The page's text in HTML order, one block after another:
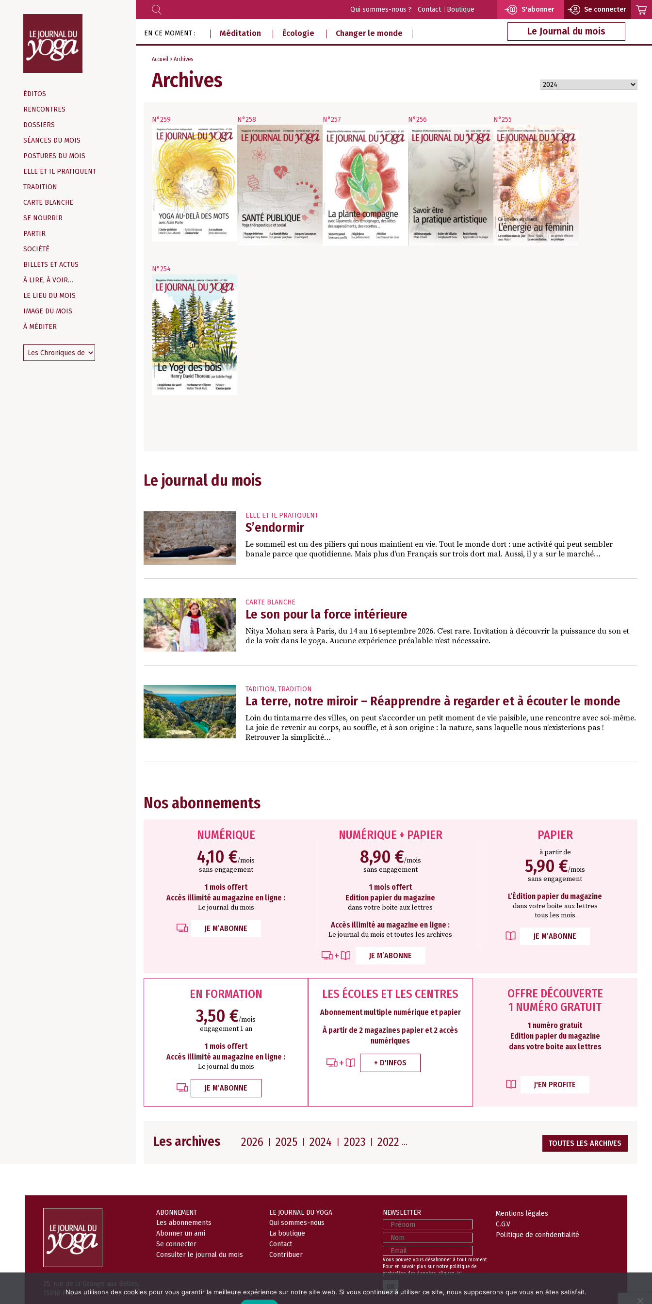
d‘information
indépendant
ÉDITOS
RENCONTRES
DOSSIERS
SÉANCES DU MOIS
POSTURES DU MOIS
ELLE ET IL PRATIQUENT
TRADITION
CARTE BLANCHE
SE NOURRIR
PARTIR
SOCIÉTÉ
BILLETS ET ACTUS
À LIRE, À VOIR…
LE LIEU DU MOIS
IMAGE DU MOIS
À MÉDITER
RECHERCHER Qui sommes-nous ? Contact Boutique S'abonner Se connecter
EN CE MOMENT : Méditation Écologie Changer le monde Le Journal du mois
Accueil > Archives
Archives
N°259 N°258 N°257 N°256 N°255
N°254
Le journal du mois
ELLE ET IL PRATIQUENT
S’endormir
Le sommeil est un des piliers qui nous maintient en vie. Tout le monde dort : une activité qui peut sembler
banale parce que quotidienne. Mais plus d’un Français sur trois dort mal. Aussi, il y a sur le marché…
CARTE BLANCHE
Le son pour la force intérieure
Nitya Mohan sera à Paris, du 14 au 16 septembre 2026. C’est rare. Invitation à découvrir la puissance du son et
de la voix dans le yoga. Aucune expérience préalable n’est nécessaire.
TADITION, TRADITION
La terre, notre miroir – Réapprendre à regarder et à écouter le monde
Loin du tintamarre des villes, on peut s’accorder un petit moment de vie paisible, une rencontre avec soi-même.
La joie de revenir au corps, au souffle, et à son origine : la nature, sans laquelle nous n’existerions pas !
Retrouver la simplicité…
Nos abonnements
NUMÉRIQUE
4,10 €/mois
sans engagement
1 mois offert
Accès illimité au magazine en ligne :
Le journal du mois
JE M’ABONNE
NUMÉRIQUE + PAPIER
8,90 €/mois
sans engagement
1 mois offert
Edition papier du magazine
dans votre boite aux lettres
Accès illimité au magazine en ligne :
Le journal du mois et toutes les archives
JE M’ABONNE
PAPIER
à partir de
5,90 €/mois
sans engagement
L’Édition papier du magazine
dans votre boite aux lettres
tous les mois
JE M’ABONNE
EN FORMATION
3,50 €/mois
engagement 1 an
1 mois offert
Accès illimité au magazine en ligne :
Le journal du mois
JE M’ABONNE
LES ÉCOLES ET LES CENTRES
Abonnement multiple numérique et papier
À partir de 2 magazines papier et 2 accès
numériques
+ D'INFOS
OFFRE DÉCOUVERTE
1 NUMÉRO GRATUIT
1 numéro gratuit
Edition papier du magazine
dans votre boite aux lettres
J'EN PROFITE
Les archives 2026 2025 2024 2023 2022 TOUTES LES ARCHIVES
25, rue de la Grange aux Belles,
75010 Paris
ABONNEMENT
Les abonnements
Abonner un ami
Se connecter
Consulter le journal du mois
LE JOURNAL DU YOGA
Qui sommes-nous
La boutique
Contact
Contribuer
NEWSLETTER
Prénom
Nom
Email
Vous pouvez vous désabonner à tout moment.
Pour en savoir plus sur notre politique de
protection des données,cliquez-ici
Mentions légales
C.G.V
Politique de confidentialité
Nous utilisons des cookies pour vous garantir la meilleure expérience sur notre site web. Si vous continuez à utiliser ce site, nous supposerons que vous en êtes satisfait.